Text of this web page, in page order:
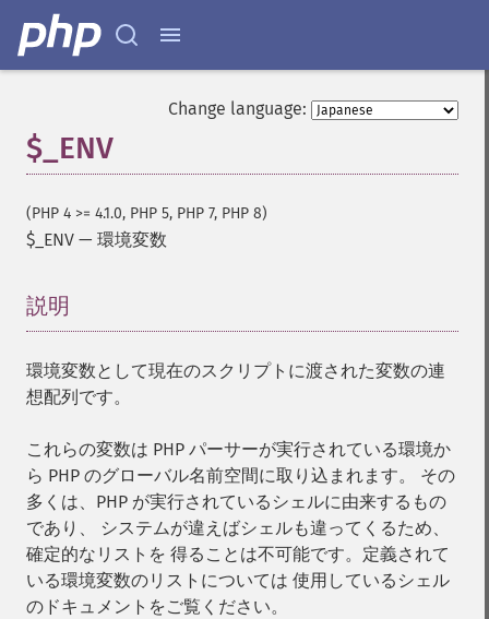
Change language:
$_ENV
(PHP 4 >= 4.1.0, PHP 5, PHP 7, PHP 8)
$_ENV — 環境変数
説明
環境変数として現在のスクリプトに渡された変数の連
想配列です。
これらの変数は PHP パーサーが実行されている環境か
ら PHP のグローバル名前空間に取り込まれます。 その
多くは、PHP が実行されているシェルに由来するもの
であり、 システムが違えばシェルも違ってくるため、
確定的なリストを 得ることは不可能です。定義されて
いる環境変数のリストについては 使用しているシェル
のドキュメントをご覧ください。